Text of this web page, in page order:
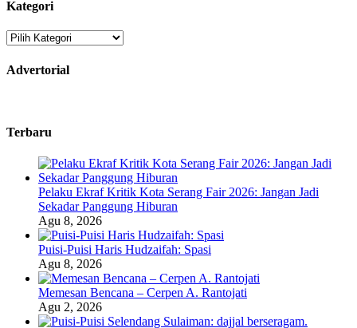
Kategori
Kategori
Advertorial
Terbaru
Pelaku Ekraf Kritik Kota Serang Fair 2026: Jangan Jadi
Sekadar Panggung Hiburan
Agu 8, 2026
Puisi-Puisi Haris Hudzaifah: Spasi
Agu 8, 2026
Memesan Bencana – Cerpen A. Rantojati
Agu 2, 2026